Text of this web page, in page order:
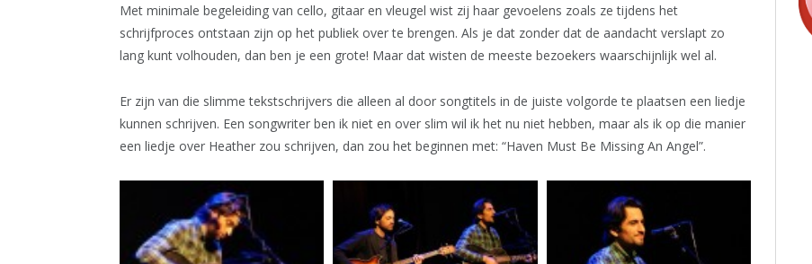
Met minimale begeleiding van cello, gitaar en vleugel wist zij haar gevoelens zoals ze tijdens het
schrijfproces ontstaan zijn op het publiek over te brengen. Als je dat zonder dat de aandacht verslapt zo
lang kunt volhouden, dan ben je een grote! Maar dat wisten de meeste bezoekers waarschijnlijk wel al.
Er zijn van die slimme tekstschrijvers die alleen al door songtitels in de juiste volgorde te plaatsen een liedje
kunnen schrijven. Een songwriter ben ik niet en over slim wil ik het nu niet hebben, maar als ik op die manier
een liedje over Heather zou schrijven, dan zou het beginnen met: “Haven Must Be Missing An Angel”.